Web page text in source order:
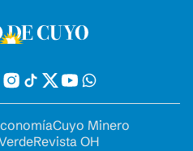
Cuyo Minero
Revista OH